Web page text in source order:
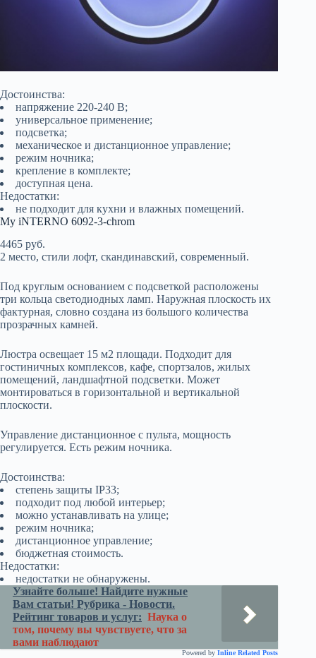
Достоинства:
напряжение 220-240 В;
универсальное применение;
подсветка;
механическое и дистанционное управление;
режим ночника;
крепление в комплекте;
доступная цена.
Недостатки:
не подходит для кухни и влажных помещений.
My iNTERNO 6092-3-chrom
4465 руб.
2 место, стили лофт, скандинавский, современный.
Под круглым основанием с подсветкой расположены
три кольца светодиодных ламп. Наружная плоскость их
фактурная, словно создана из большого количества
прозрачных камней.
Люстра освещает 15 м2 площади. Подходит для
гостиничных комплексов, кафе, спортзалов, жилых
помещений, ландшафтной подсветки. Может
монтироваться в горизонтальной и вертикальной
плоскости.
Управление дистанционное с пульта, мощность
регулируется. Есть режим ночника.
Достоинства:
степень защиты IP33;
подходит под любой интерьер;
можно устанавливать на улице;
режим ночника;
дистанционное управление;
бюджетная стоимость.
Недостатки:
недостатки не обнаружены.
Узнайте больше! Найдите нужные
Вам статьи! Рубрика - Новости.
Рейтинг товаров и услуг: Наука о
том, почему вы чувствуете, что за
вами наблюдают
Powered by Inline Related Posts